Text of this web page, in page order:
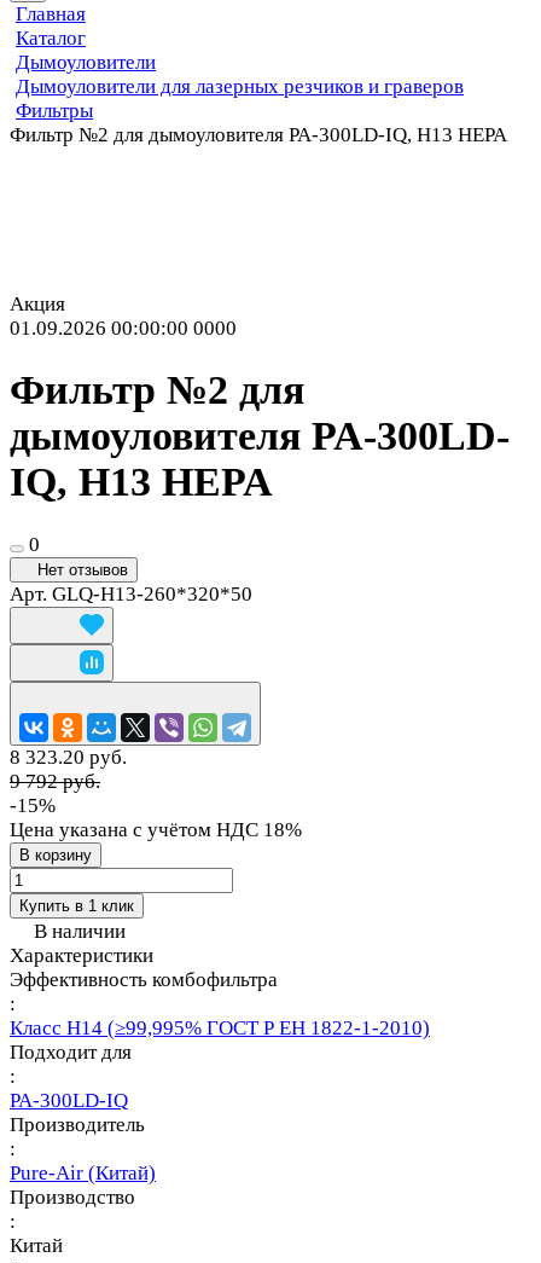
Главная
Каталог
Дымоуловители
Дымоуловители для лазерных резчиков и граверов
Фильтры
Фильтр №2 для дымоуловителя PA-300LD-IQ, H13 HEPA
Акция
01.09.2026 00:00:00 0000
Фильтр №2 для
дымоуловителя PA-300LD-
IQ, H13 HEPA
0
Нет отзывов
Арт. GLQ-H13-260*320*50
8 323.20 руб.
9 792 руб.
-15%
Цена указана с учётом НДС 18%
В корзину
Купить в 1 клик
В наличии
Характеристики
Эффективность комбофильтра
:
Класс Н14 (≥99,995% ГОСТ Р ЕН 1822-1-2010)
Подходит для
:
PA-300LD-IQ
Производитель
:
Pure-Air (Китай)
Производство
:
Китай